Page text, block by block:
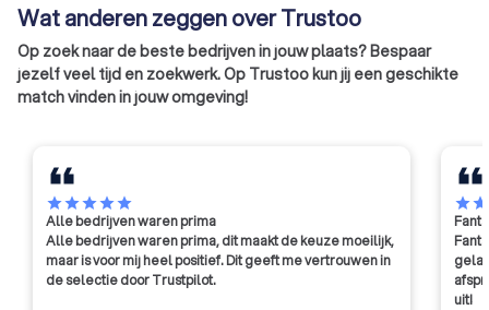
Wat anderen zeggen over Trustoo
Op zoek naar de beste bedrijven in jouw plaats? Bespaar
jezelf veel tijd en zoekwerk. Op Trustoo kun jij een geschikte
match vinden in jouw omgeving!
starstarstarstarstar
Alle bedrijven waren prima
Alle bedrijven waren prima, dit maakt de keuze moeilijk,
maar is voor mij heel positief. Dit geeft me vertrouwen in
de selectie door Trustpilot.
starstar
uit!